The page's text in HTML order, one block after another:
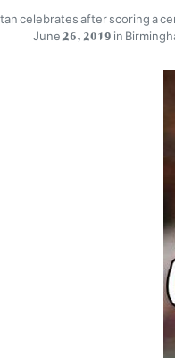
celebrates after scoring
June 26, 2019 in